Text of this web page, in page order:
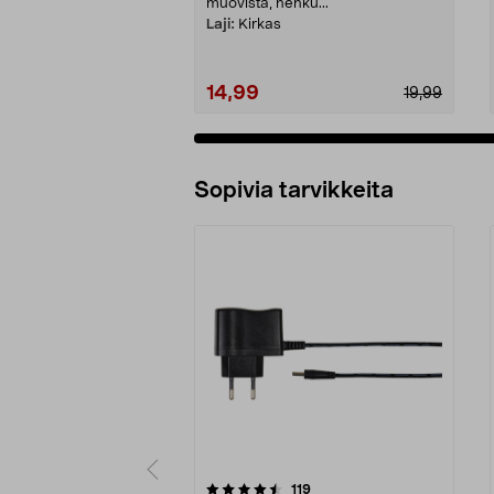
muovista, hehku...
Laji: Kirkas
14,99 19,99
Sopivia tarvikkeita
119arvostelut
4.5viidestä